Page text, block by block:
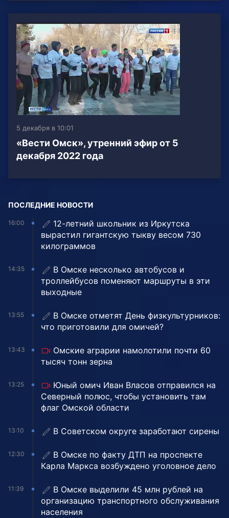
5 декабря в 10:01
«Вести Омск», утренний эфир от 5
декабря 2022 года
ПОСЛЕДНИЕ НОВОСТИ
16:00
12-летний школьник из Иркутска
вырастил гигантскую тыкву весом 730
килограммов
14:35
В Омске несколько автобусов и
троллейбусов поменяют маршруты в эти
выходные
13:55
В Омске отметят День физкультурников:
что приготовили для омичей?
13:43
Омские аграрии намолотили почти 60
тысяч тонн зерна
13:25
Юный омич Иван Власов отправился на
Северный полюс, чтобы установить там
флаг Омской области
13:10 В Советском округе заработают сирены
12:30
В Омске по факту ДТП на проспекте
Карла Маркса возбуждено уголовное дело
11:39
В Омске выделили 45 млн рублей на
организацию транспортного обслуживания
населения